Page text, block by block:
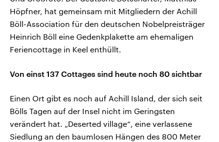
Höpfner, hat gemeinsam mit Mitgliedern der Achill
Böll-Association für den deutschen Nobelpreisträger
Heinrich Böll eine Gedenkplakette am ehemaligen
Feriencottage in Keel enthüllt.
Von einst 137 Cottages sind heute noch 80 sichtbar
Einen Ort gibt es noch auf Achill Island, der sich seit
Bölls Tagen auf der Insel nicht im Geringsten
verändert hat. „Deserted village“, eine verlassene
Siedlung an den baumlosen Hängen des 800 Meter